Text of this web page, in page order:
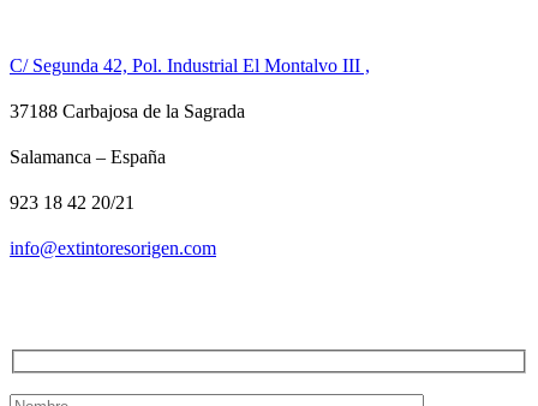
C/ Segunda 42, Pol. Industrial El Montalvo III ,
37188 Carbajosa de la Sagrada
Salamanca – España
923 18 42 20/21
info@extintoresorigen.com